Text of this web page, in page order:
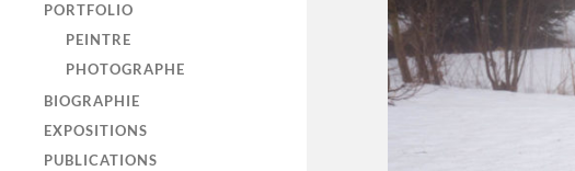
PORTFOLIO
PEINTRE
PHOTOGRAPHE
BIOGRAPHIE
EXPOSITIONS
PUBLICATIONS